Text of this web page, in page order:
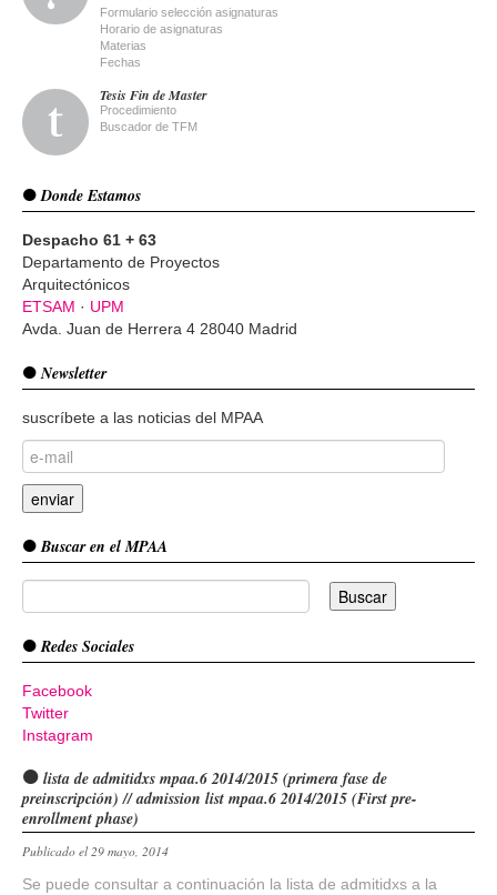
Formulario selección asignaturas
Horario de asignaturas
Materias
Fechas
Tesis Fin de Master
Procedimiento
Buscador de TFM
Donde Estamos
Despacho 61 + 63
Departamento de Proyectos
Arquitectónicos
ETSAM · UPM
Avda. Juan de Herrera 4 28040 Madrid
Newsletter
suscríbete a las noticias del MPAA
Buscar en el MPAA
Redes Sociales
Facebook
Twitter
Instagram
lista de admitidxs mpaa.6 2014/2015 (primera fase de
preinscripción) // admission list mpaa.6 2014/2015 (First pre-
enrollment phase)
Publicado el 29 mayo, 2014
Se puede consultar a continuación la lista de admitidxs a la